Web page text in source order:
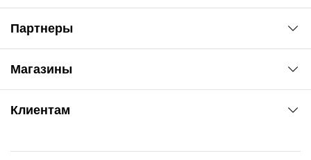
Магазины
ул. Рабочая, 2-а
Клиентам
Партнеры
Сервис колористам